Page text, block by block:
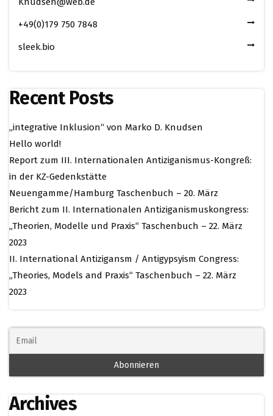
+49(0)179 750 7848
sleek.bio
Recent Posts
„integrative Inklusion“ von Marko D. Knudsen
Hello world!
Report zum III. Internationalen Antiziganismus-Kongreß:
in der KZ-Gedenkstätte
Neuengamme/Hamburg Taschenbuch – 20. März
Bericht zum II. Internationalen Antiziganismuskongress:
„Theorien, Modelle und Praxis“ Taschenbuch – 22. März
2023
II. International Antizigansm / Antigypsyism Congress:
„Theories, Models and Praxis“ Taschenbuch – 22. März
2023
Archives